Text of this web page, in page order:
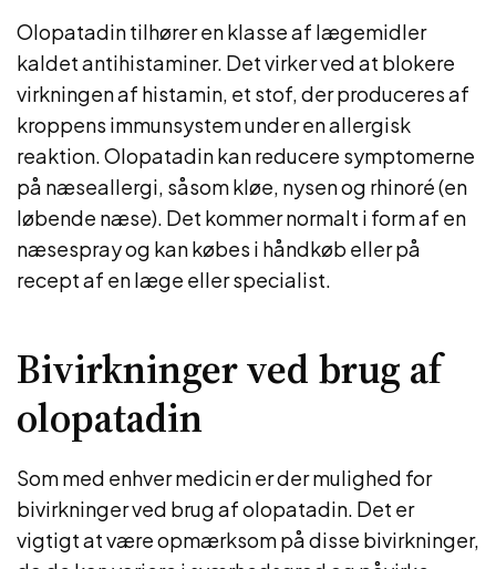
Olopatadin tilhører en klasse af lægemidler
kaldet antihistaminer. Det virker ved at blokere
virkningen af histamin, et stof, der produceres af
kroppens immunsystem under en allergisk
reaktion. Olopatadin kan reducere symptomerne
på næseallergi, såsom kløe, nysen og rhinoré (en
løbende næse). Det kommer normalt i form af en
næsespray og kan købes i håndkøb eller på
recept af en læge eller specialist.
Bivirkninger ved brug af
olopatadin
Som med enhver medicin er der mulighed for
bivirkninger ved brug af olopatadin. Det er
vigtigt at være opmærksom på disse bivirkninger,